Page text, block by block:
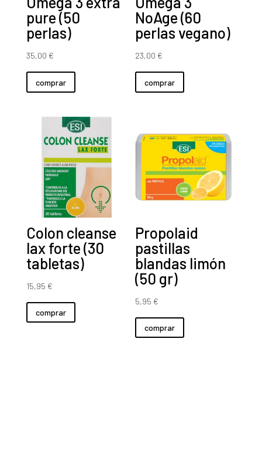
pure (50
perlas)
35,00 €
comprar
NoAge (60
perlas vegano)
23,00 €
comprar
Colon cleanse
lax forte (30
tabletas)
15,95 €
comprar
Propolaid
pastillas
blandas limón
(50 gr)
5,95 €
comprar